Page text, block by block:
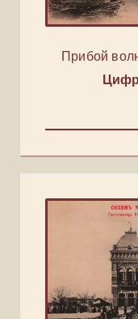
Прибой